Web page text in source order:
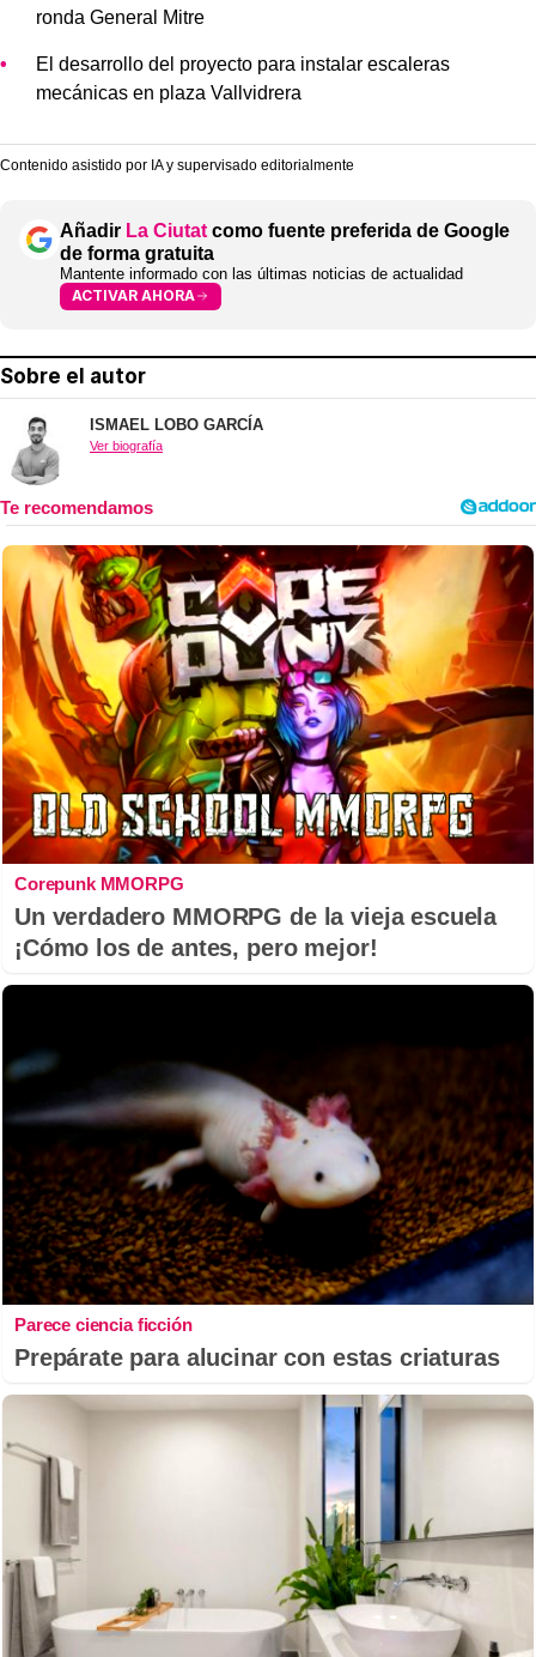
ronda General Mitre
El desarrollo del proyecto para instalar escaleras
mecánicas en plaza Vallvidrera
Contenido asistido por IA y supervisado editorialmente
Añadir La Ciutat como fuente preferida de Google
de forma gratuita
Mantente informado con las últimas noticias de actualidad
ACTIVAR AHORA
Sobre el autor
ISMAEL LOBO GARCÍA
Ver biografía
Corepunk MMORPG
Un verdadero MMORPG de la vieja escuela
¡Cómo los de antes, pero mejor!
Parece ciencia ficción
Prepárate para alucinar con estas criaturas